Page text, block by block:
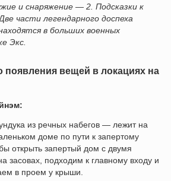
и снаряжение — 2. Подсказки к
части легендарного доспеха
в больших военных
Экс.
появления вещей в локациях на
из речных набегов — лежит на
доме по пути к запертому
открыть запертый дом с двумя
засовах, подходим к главному входу и
в проем у крыши.